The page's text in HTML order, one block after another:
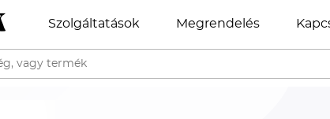
Szolgáltatások Megrendelés